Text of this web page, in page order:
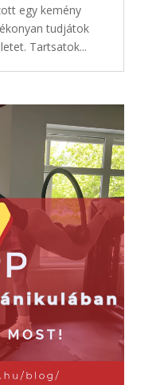
egy kemény
tudjátok
Tartsatok...